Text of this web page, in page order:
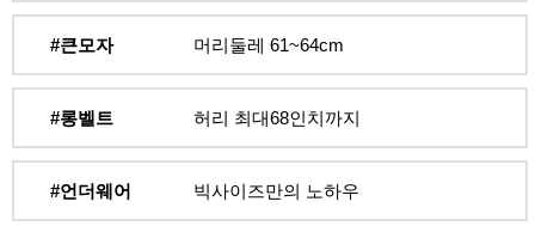
#큰모자 머리둘레 61~64cm
#롱벨트 허리 최대68인치까지
#언더웨어 빅사이즈만의 노하우